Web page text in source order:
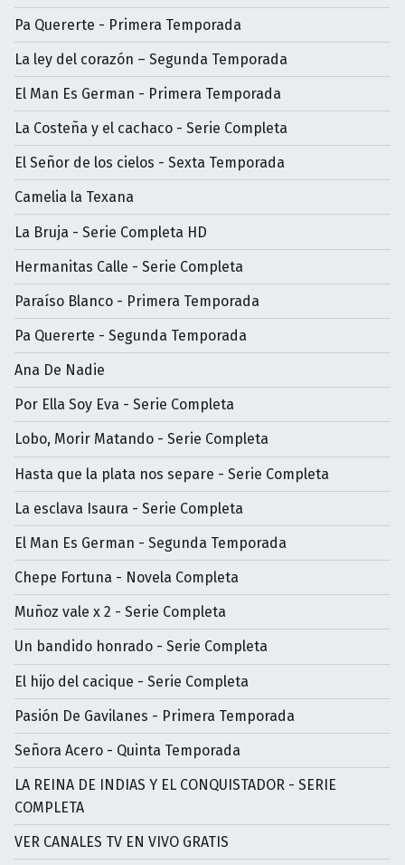
Pa Quererte - Primera Temporada
La ley del corazón – Segunda Temporada
El Man Es German - Primera Temporada
La Costeña y el cachaco - Serie Completa
El Señor de los cielos - Sexta Temporada
Camelia la Texana
La Bruja - Serie Completa HD
Hermanitas Calle - Serie Completa
Paraíso Blanco - Primera Temporada
Pa Quererte - Segunda Temporada
Ana De Nadie
Por Ella Soy Eva - Serie Completa
Lobo, Morir Matando - Serie Completa
Hasta que la plata nos separe - Serie Completa
La esclava Isaura - Serie Completa
El Man Es German - Segunda Temporada
Chepe Fortuna - Novela Completa
Muñoz vale x 2 - Serie Completa
Un bandido honrado - Serie Completa
El hijo del cacique - Serie Completa
Pasión De Gavilanes - Primera Temporada
Señora Acero - Quinta Temporada
LA REINA DE INDIAS Y EL CONQUISTADOR - SERIE
COMPLETA
VER CANALES TV EN VIVO GRATIS